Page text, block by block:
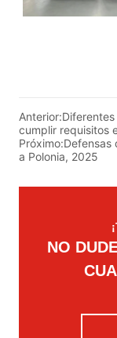
Anterior:
cumplir requisitos
Próximo:Defensas
a Polonia, 2025
NO